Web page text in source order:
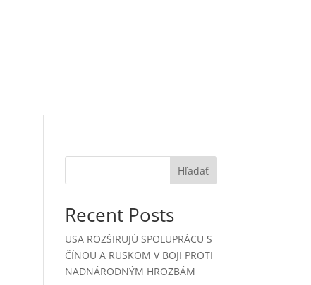
Hľadať
Recent Posts
USA ROZŠIRUJÚ SPOLUPRÁCU S
ČÍNOU A RUSKOM V BOJI PROTI
NADNÁRODNÝM HROZBÁM